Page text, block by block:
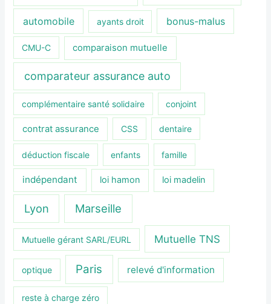
automobile ayants droit bonus-malus
CMU-C comparaison mutuelle
comparateur assurance auto
complémentaire santé solidaire conjoint
contrat assurance CSS dentaire
déduction fiscale enfants famille
indépendant loi hamon loi madelin
Lyon Marseille
Mutuelle gérant SARL/EURL Mutuelle TNS
optique Paris relevé d'information
reste à charge zéro